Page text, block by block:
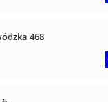
468